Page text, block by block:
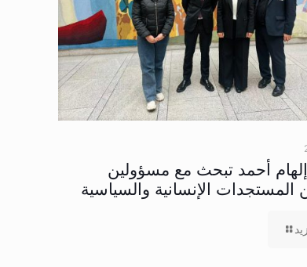
أحمد تبحث مع مسؤولين
المستجدات الإنسانية والسياسية